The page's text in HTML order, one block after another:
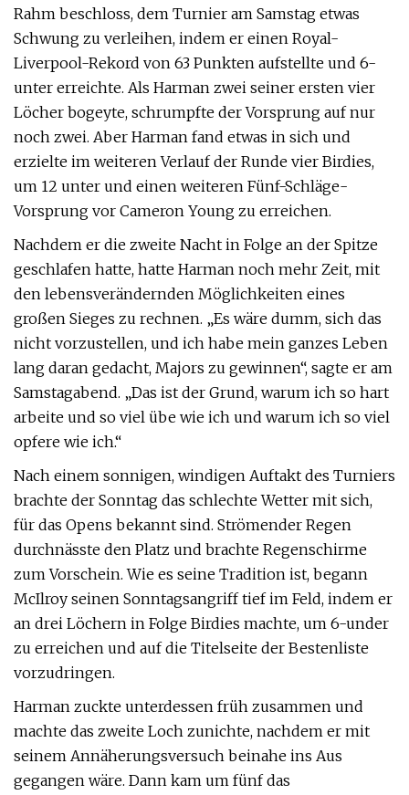
Rahm beschloss, dem Turnier am Samstag etwas
Schwung zu verleihen, indem er einen Royal-
Liverpool-Rekord von 63 Punkten aufstellte und 6-
unter erreichte. Als Harman zwei seiner ersten vier
Löcher bogeyte, schrumpfte der Vorsprung auf nur
noch zwei. Aber Harman fand etwas in sich und
erzielte im weiteren Verlauf der Runde vier Birdies,
um 12 unter und einen weiteren Fünf-Schläge-
Vorsprung vor Cameron Young zu erreichen.
Nachdem er die zweite Nacht in Folge an der Spitze
geschlafen hatte, hatte Harman noch mehr Zeit, mit
den lebensverändernden Möglichkeiten eines
großen Sieges zu rechnen. „Es wäre dumm, sich das
nicht vorzustellen, und ich habe mein ganzes Leben
lang daran gedacht, Majors zu gewinnen“, sagte er am
Samstagabend. „Das ist der Grund, warum ich so hart
arbeite und so viel übe wie ich und warum ich so viel
opfere wie ich.“
Nach einem sonnigen, windigen Auftakt des Turniers
brachte der Sonntag das schlechte Wetter mit sich,
für das Opens bekannt sind. Strömender Regen
durchnässte den Platz und brachte Regenschirme
zum Vorschein. Wie es seine Tradition ist, begann
McIlroy seinen Sonntagsangriff tief im Feld, indem er
an drei Löchern in Folge Birdies machte, um 6-under
zu erreichen und auf die Titelseite der Bestenliste
vorzudringen.
Harman zuckte unterdessen früh zusammen und
machte das zweite Loch zunichte, nachdem er mit
seinem Annäherungsversuch beinahe ins Aus
gegangen wäre. Dann kam um fünf das